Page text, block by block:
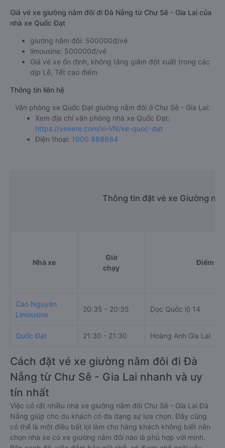
Giá vé xe giường nằm đôi đi Đà Nẵng từ Chư Sê - Gia Lai của
nhà xe Quốc Đạt
giường nằm đôi: 500000đ/vé
limousine: 500000đ/vé
Giá vé xe ổn định, không tăng giảm đột xuất trong các
dịp Lễ, Tết cao điểm
Thông tin liên hệ
Văn phòng xe Quốc Đạt giường nằm đôi ở Chư Sê - Gia Lai:
Xem địa chỉ văn phòng nhà xe Quốc Đạt:
https://vexere.com/vi-VN/xe-quoc-dat
Điện thoại: 1900 888684
Thông tin đặt vé xe Giường
Nhà xe
Giờ
chạy
Điểm đi
Cao Nguyên
Limousine
20:35 - 20:35 Dọc Quốc lộ 14
Quốc Đạt 21:30 - 21:30 Hoàng Anh Gia Lai
Cách đặt vé xe giường nằm đôi đi Đà
Nẵng từ Chư Sê - Gia Lai nhanh và uy
tín nhất
Việc có rất nhiều nhà xe giường nằm đôi Chư Sê - Gia Lai Đà
Nẵng giúp cho du khách có đa dạng sự lựa chọn. Đây cũng
có thể là một điều bất lợi làm cho hàng khách không biết nên
chọn nhà xe có xe giường nằm đôi nào là phù hợp với mình.